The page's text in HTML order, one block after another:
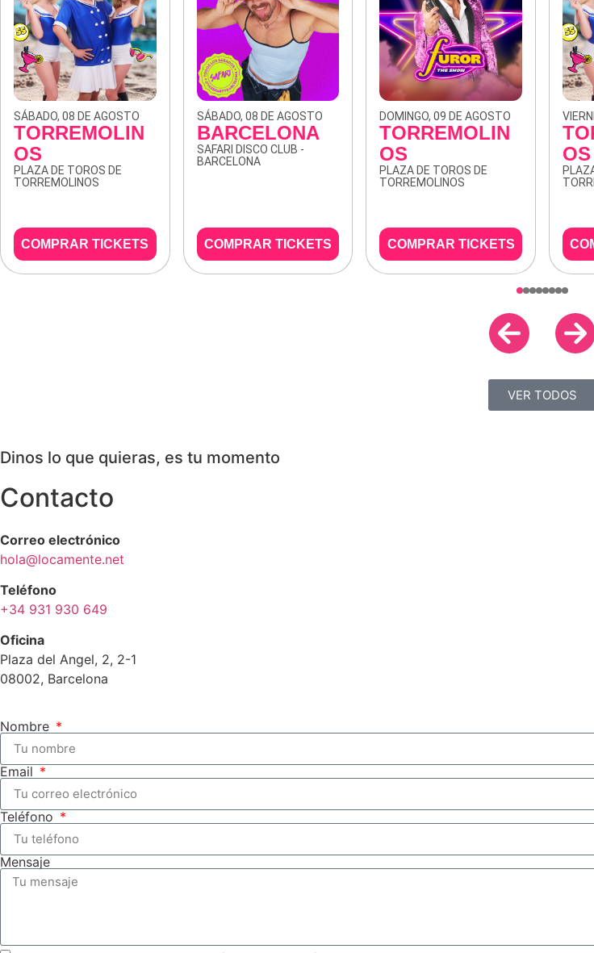
SÁBADO, 08 DE AGOSTO
TORREMOLIN
OS
PLAZA DE TOROS DE
TORREMOLINOS
COMPRAR TICKETS
SÁBADO, 08 DE AGOSTO
BARCELONA
SAFARI DISCO CLUB -
BARCELONA
COMPRAR TICKETS
DOMINGO, 09 DE AGOSTO
TORREMOLIN
OS
PLAZA DE TOROS DE
TORREMOLINOS
COMPRAR TICKETS
OS
VER TODOS
Dinos lo que quieras, es tu momento
Contacto
Correo electrónico
hola@locamente.net
Teléfono
+34 931 930 649
Oficina
Plaza del Angel, 2, 2-1
08002, Barcelona
Nombre
Email
Teléfono
Mensaje